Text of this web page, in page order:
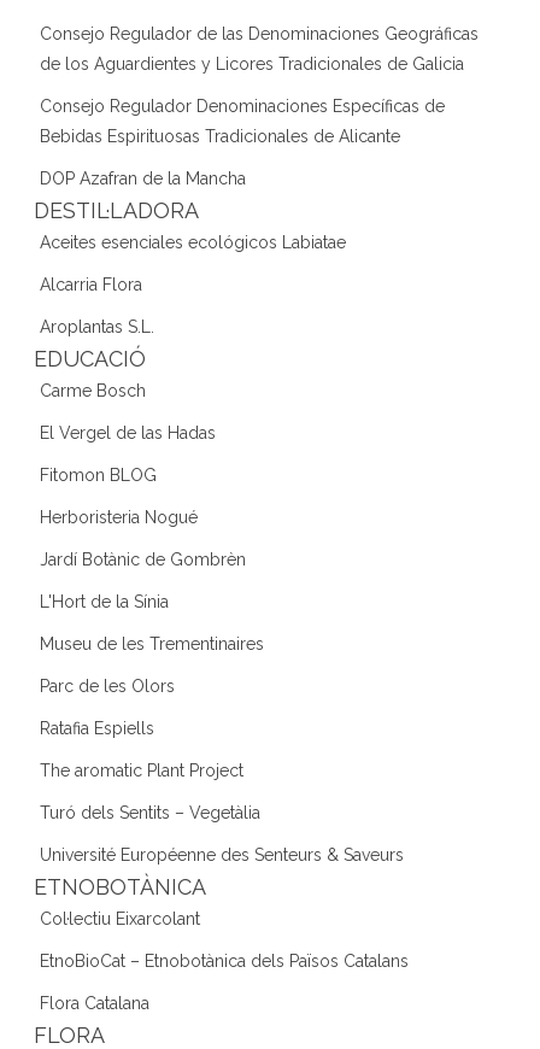
Consejo Regulador de las Denominaciones Geográficas
de los Aguardientes y Licores Tradicionales de Galicia
Consejo Regulador Denominaciones Específicas de
Bebidas Espirituosas Tradicionales de Alicante
DOP Azafran de la Mancha
DESTIL·LADORA
Aceites esenciales ecológicos Labiatae
Alcarria Flora
Aroplantas S.L.
EDUCACIÓ
Carme Bosch
El Vergel de las Hadas
Fitomon BLOG
Herboristeria Nogué
Jardí Botànic de Gombrèn
L'Hort de la Sínia
Museu de les Trementinaires
Parc de les Olors
Ratafia Espiells
The aromatic Plant Project
Turó dels Sentits – Vegetàlia
Université Européenne des Senteurs & Saveurs
ETNOBOTÀNICA
Col·lectiu Eixarcolant
EtnoBioCat – Etnobotànica dels Països Catalans
Flora Catalana
FLORA